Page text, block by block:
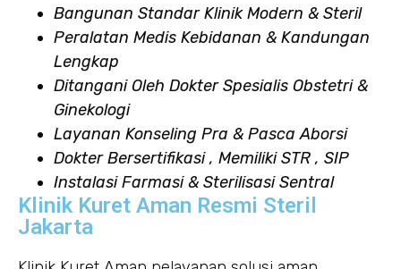
Bangunan Standar Klinik Modern & Steril
Peralatan Medis Kebidanan & Kandungan
Lengkap
Ditangani Oleh Dokter Spesialis Obstetri &
Ginekologi
Layanan Konseling Pra & Pasca Aborsi
Dokter Bersertifikasi , Memiliki STR , SIP
Instalasi Farmasi & Sterilisasi Sentral
Klinik Kuret Aman Resmi Steril
Jakarta